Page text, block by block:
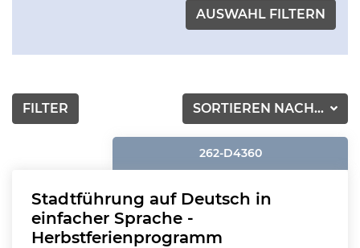
SORTIEREN NACH...
FILTER
262-D4360
Stadtführung auf Deutsch in
einfacher Sprache -
Herbstferienprogramm